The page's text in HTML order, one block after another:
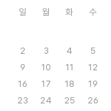
일 월 화 수
2
3 4 5
9
10 11 12
16
17 18 19
23
24 25 26